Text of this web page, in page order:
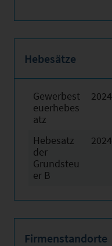
Hebesätze
Gewerbest
euerhebes
atz
2024
Hebesatz
der
Grundsteu
er B
2024
Firmenstandorte